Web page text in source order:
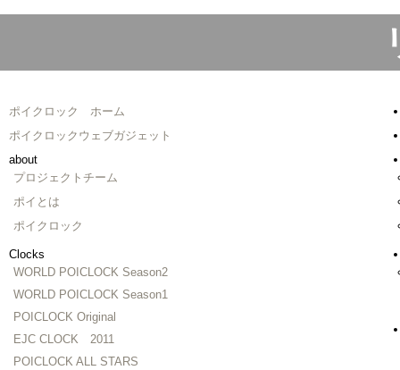
ポイクロック ホーム
ポイクロックウェブガジェット
about
プロジェクトチーム
ポイとは
ポイクロック
Clocks
WORLD POICLOCK Season2
WORLD POICLOCK Season1
POICLOCK Original
EJC CLOCK 2011
POICLOCK ALL STARS